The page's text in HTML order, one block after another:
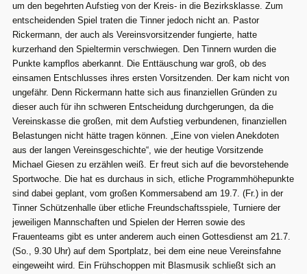
um den begehrten Aufstieg von der Kreis- in die Bezirksklasse. Zum
entscheidenden Spiel traten die Tinner jedoch nicht an. Pastor
Rickermann, der auch als Vereinsvorsitzender fungierte, hatte
kurzerhand den Spieltermin verschwiegen. Den Tinnern wurden die
Punkte kampflos aberkannt. Die Enttäuschung war groß, ob des
einsamen Entschlusses ihres ersten Vorsitzenden. Der kam nicht von
ungefähr. Denn Rickermann hatte sich aus finanziellen Gründen zu
dieser auch für ihn schweren Entscheidung durchgerungen, da die
Vereinskasse die großen, mit dem Aufstieg verbundenen, finanziellen
Belastungen nicht hätte tragen können. „Eine von vielen Anekdoten
aus der langen Vereinsgeschichte“, wie der heutige Vorsitzende
Michael Giesen zu erzählen weiß. Er freut sich auf die bevorstehende
Sportwoche. Die hat es durchaus in sich, etliche Programmhöhepunkte
sind dabei geplant, vom großen Kommersabend am 19.7. (Fr.) in der
Tinner Schützenhalle über etliche Freundschaftsspiele, Turniere der
jeweiligen Mannschaften und Spielen der Herren sowie des
Frauenteams gibt es unter anderem auch einen Gottesdienst am 21.7.
(So., 9.30 Uhr) auf dem Sportplatz, bei dem eine neue Vereinsfahne
eingeweiht wird. Ein Frühschoppen mit Blasmusik schließt sich an